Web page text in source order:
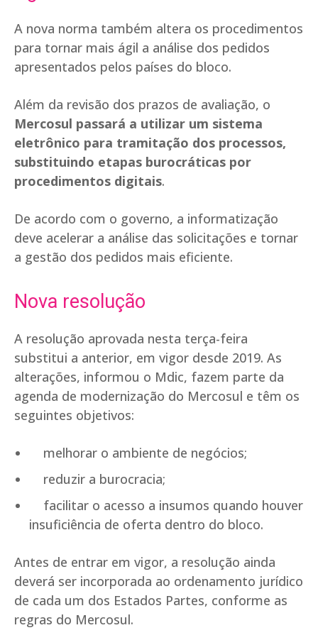
A nova norma também altera os procedimentos
para tornar mais ágil a análise dos pedidos
apresentados pelos países do bloco.
Além da revisão dos prazos de avaliação, o
Mercosul passará a utilizar um sistema
eletrônico para tramitação dos processos,
substituindo etapas burocráticas por
procedimentos digitais.
De acordo com o governo, a informatização
deve acelerar a análise das solicitações e tornar
a gestão dos pedidos mais eficiente.
Nova resolução
A resolução aprovada nesta terça-feira
substitui a anterior, em vigor desde 2019. As
alterações, informou o Mdic, fazem parte da
agenda de modernização do Mercosul e têm os
seguintes objetivos:
melhorar o ambiente de negócios;
reduzir a burocracia;
facilitar o acesso a insumos quando houver
insuficiência de oferta dentro do bloco.
Antes de entrar em vigor, a resolução ainda
deverá ser incorporada ao ordenamento jurídico
de cada um dos Estados Partes, conforme as
regras do Mercosul.